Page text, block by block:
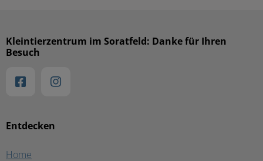
Entdecken
Home
Kleintierzentrum im Soratfeld: Danke für Ihren
Besuch